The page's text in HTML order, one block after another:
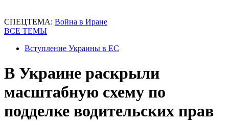
СПЕЦТЕМА: Война в Иране
ВСЕ ТЕМЫ
Вступление Украины в ЕС
В Украине раскрыли
масштабную схему по
подделке водительских прав